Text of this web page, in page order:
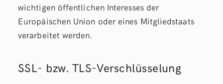
wichtigen öffentlichen Interesses der
Europäischen Union oder eines Mitgliedstaats
verarbeitet werden.
SSL- bzw. TLS-Verschlüsselung